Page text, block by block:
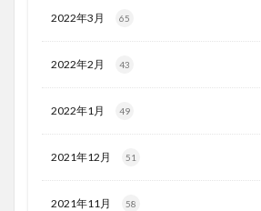
2022年3月 65
2022年2月 43
2022年1月 49
2021年12月 51
2021年11月 58